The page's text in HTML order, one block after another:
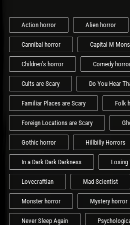
Action horror Alien horror
Cannibal horror Capital M
Children’s horror Comedy
Cults are Scary Do You Hear
Familiar Places are Scary Folk
Foreign Locations are Scary
Gothic horror Hillbilly Horrors
In a Dark Dark Darkness Losing
Lovecraftian Mad Scientist
Monster horror Mystery horror
Never Sleep Again